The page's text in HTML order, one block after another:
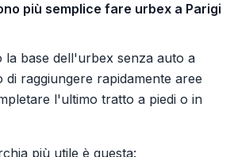
più semplice fare urbex a Parigi
la base dell'urbex senza auto a
di raggiungere rapidamente aree
l'ultimo tratto a piedi o in
più utile è questa: